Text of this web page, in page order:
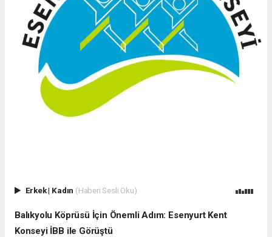
Erkek| Kadın (Haberi Sesli Oku)
Balıkyolu Köprüsü İçin Önemli Adım: Esenyurt Kent
Konseyi İBB ile Görüştü